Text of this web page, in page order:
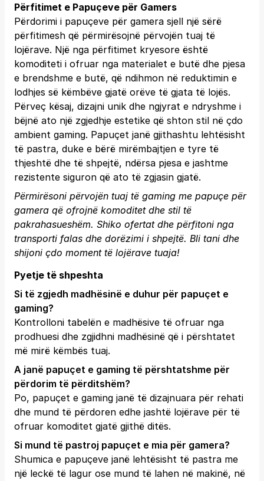
Përfitimet e Papuçeve për Gamers
Përdorimi i papuçeve për gamera sjell një sërë
përfitimesh që përmirësojnë përvojën tuaj të
lojërave. Një nga përfitimet kryesore është
komoditeti i ofruar nga materialet e butë dhe pjesa
e brendshme e butë, që ndihmon në reduktimin e
lodhjes së këmbëve gjatë orëve të gjata të lojës.
Përveç kësaj, dizajni unik dhe ngjyrat e ndryshme i
bëjnë ato një zgjedhje estetike që shton stil në çdo
ambient gaming. Papuçet janë gjithashtu lehtësisht
të pastra, duke e bërë mirëmbajtjen e tyre të
thjeshtë dhe të shpejtë, ndërsa pjesa e jashtme
rezistente siguron që ato të zgjasin gjatë.
Përmirësoni përvojën tuaj të gaming me papuçe për
gamera që ofrojnë komoditet dhe stil të
pakrahasueshëm. Shiko ofertat dhe përfitoni nga
transporti falas dhe dorëzimi i shpejtë. Bli tani dhe
shijoni çdo moment të lojërave tuaja!
Pyetje të shpeshta
Si të zgjedh madhësinë e duhur për papuçet e
gaming?
Kontrolloni tabelën e madhësive të ofruar nga
prodhuesi dhe zgjidhni madhësinë që i përshtatet
më mirë këmbës tuaj.
A janë papuçet e gaming të përshtatshme për
përdorim të përditshëm?
Po, papuçet e gaming janë të dizajnuara për rehati
dhe mund të përdoren edhe jashtë lojërave për të
ofruar komoditet gjatë gjithë ditës.
Si mund të pastroj papuçet e mia për gamera?
Shumica e papuçeve janë lehtësisht të pastra me
një leckë të lagur ose mund të lahen në makinë, në